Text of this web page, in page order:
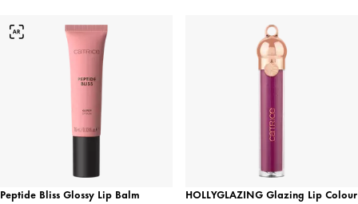
Peptide Bliss Glossy Lip Balm
HOLLYGLAZING Glazing Lip Colour